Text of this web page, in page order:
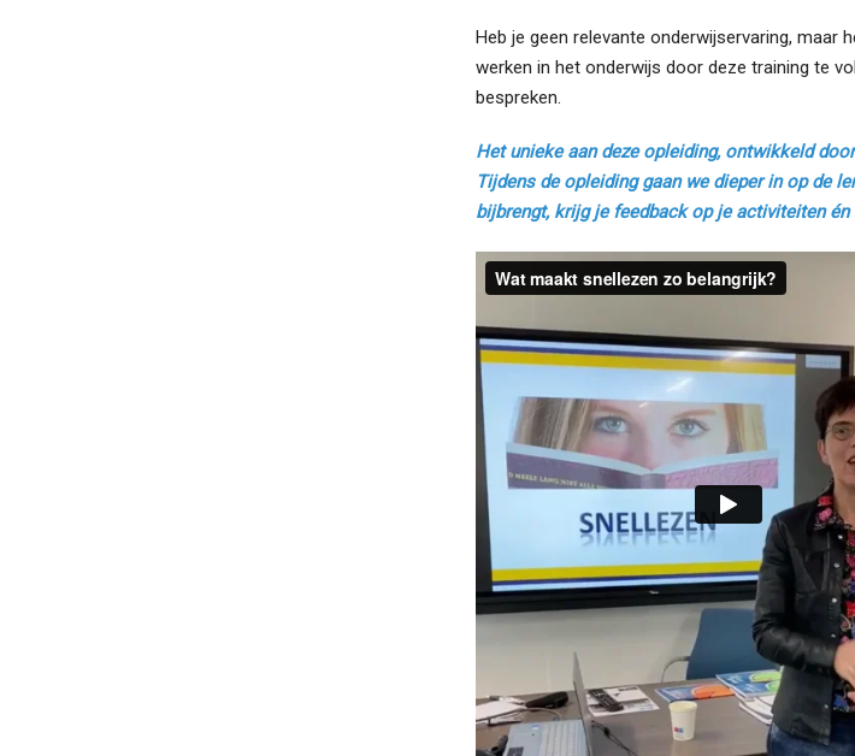
Heb je geen relevante onderwijservaring, maar
werken in het onderwijs door deze training te
bespreken.
Het unieke aan deze opleiding, ontwikkeld
Tijdens de opleiding gaan we dieper in op de
bijbrengt, krijg je feedback op je activiteiten